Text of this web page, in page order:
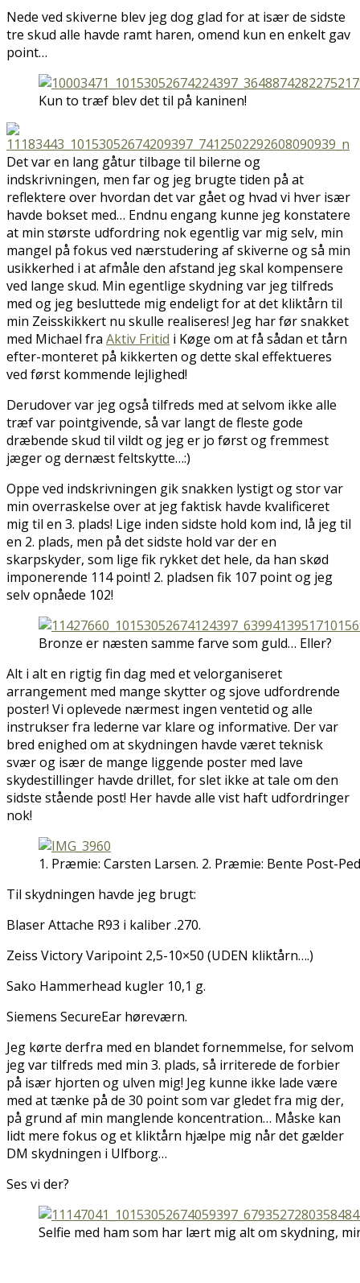
Nede ved skiverne blev jeg dog glad for at især de sidste
tre skud alle havde ramt haren, omend kun en enkelt gav
point…
Kun to træf blev det til på kaninen!
Det var en lang gåtur tilbage til bilerne og
indskrivningen, men far og jeg brugte tiden på at
reflektere over hvordan det var gået og hvad vi hver især
havde bokset med… Endnu engang kunne jeg konstatere
at min største udfordring nok egentlig var mig selv, min
mangel på fokus ved nærstudering af skiverne og så min
usikkerhed i at afmåle den afstand jeg skal kompensere
ved lange skud. Min egentlige skydning var jeg tilfreds
med og jeg besluttede mig endeligt for at det kliktårn til
min Zeisskikkert nu skulle realiseres! Jeg har før snakket
med Michael fra Aktiv Fritid i Køge om at få sådan et tårn
efter-monteret på kikkerten og dette skal effektueres
ved først kommende lejlighed!
Derudover var jeg også tilfreds med at selvom ikke alle
træf var pointgivende, så var langt de fleste gode
dræbende skud til vildt og jeg er jo først og fremmest
jæger og dernæst feltskytte…:)
Oppe ved indskrivningen gik snakken lystigt og stor var
min overraskelse over at jeg faktisk havde kvalificeret
mig til en 3. plads! Lige inden sidste hold kom ind, lå jeg til
en 2. plads, men på det sidste hold var der en
skarpskyder, som lige fik rykket det hele, da han skød
imponerende 114 point! 2. pladsen fik 107 point og jeg
selv opnåede 102!
Bronze er næsten samme farve som guld… Eller?
Alt i alt en rigtig fin dag med et velorganiseret
arrangement med mange skytter og sjove udfordrende
poster! Vi oplevede nærmest ingen ventetid og alle
instrukser fra lederne var klare og informative. Der var
bred enighed om at skydningen havde været teknisk
svær og især de mange liggende poster med lave
skydestillinger havde drillet, for slet ikke at tale om den
sidste stående post! Her havde alle vist haft udfordringer
nok!
1. Præmie: Carsten Larsen. 2. Præmie: Bente Post-
Til skydningen havde jeg brugt:
Blaser Attache R93 i kaliber .270.
Zeiss Victory Varipoint 2,5-10×50 (UDEN kliktårn….)
Sako Hammerhead kugler 10,1 g.
Siemens SecureEar høreværn.
Jeg kørte derfra med en blandet fornemmelse, for selvom
jeg var tilfreds med min 3. plads, så irriterede de forbier
på især hjorten og ulven mig! Jeg kunne ikke lade være
med at tænke på de 30 point som var gledet fra mig der,
på grund af min manglende koncentration… Måske kan
lidt mere fokus og et kliktårn hjælpe mig når det gælder
DM skydningen i Ulfborg…
Ses vi der?
Selfie med ham som har lært mig alt om skydning,